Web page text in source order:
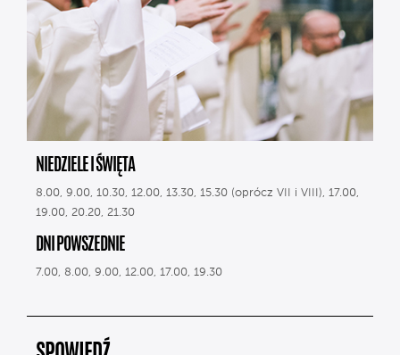
NIEDZIELE I ŚWIĘTA
8.00, 9.00, 10.30, 12.00, 13.30, 15.30 (oprócz VII i VIII), 17.00,
19.00, 20.20, 21.30
DNI POWSZEDNIE
7.00, 8.00, 9.00, 12.00, 17.00, 19.30